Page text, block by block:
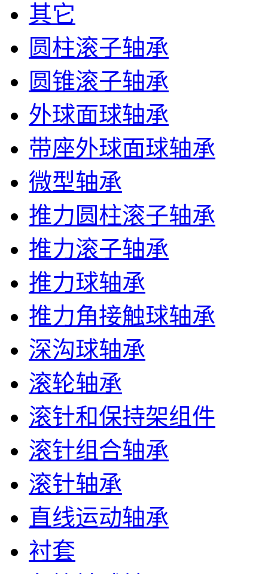
其它
圆柱滚子轴承
圆锥滚子轴承
外球面球轴承
带座外球面球轴承
微型轴承
推力圆柱滚子轴承
推力滚子轴承
推力球轴承
推力角接触球轴承
深沟球轴承
滚轮轴承
滚针和保持架组件
滚针组合轴承
滚针轴承
直线运动轴承
衬套